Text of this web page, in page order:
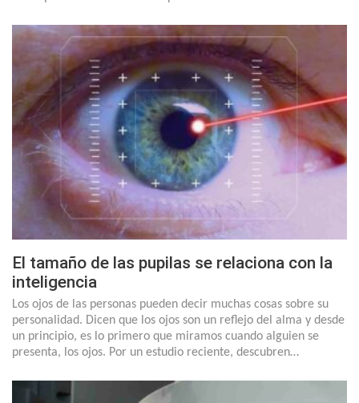
El tamaño de las pupilas se relaciona con la
inteligencia
Los ojos de las personas pueden decir muchas cosas sobre su
personalidad. Dicen que los ojos son un reflejo del alma y desde
un principio, es lo primero que miramos cuando alguien se
presenta, los ojos. Por un estudio reciente, descubren…